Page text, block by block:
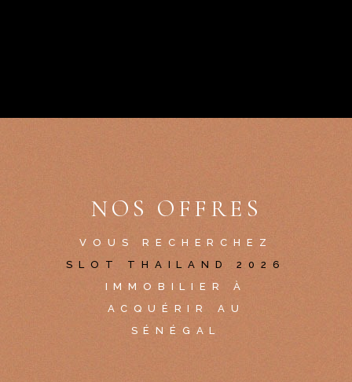
NOS OFFRES
VOUS RECHERCHEZ
SLOT THAILAND 2026
IMMOBILIER À
ACQUÉRIR AU
SÉNÉGAL